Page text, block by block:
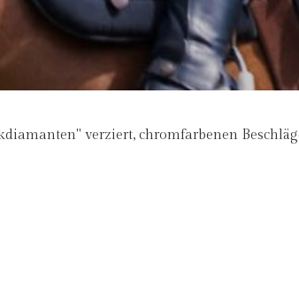
verziert, chromfarbenen